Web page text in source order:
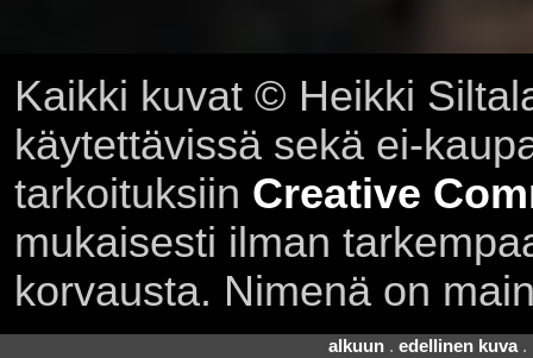
Kaikki kuvat © Heikki
käytettävissä sekä ei-
tarkoituksiin Creative
mukaisesti ilman
korvausta. Nimenä on
alkuun. edellinen kuva.